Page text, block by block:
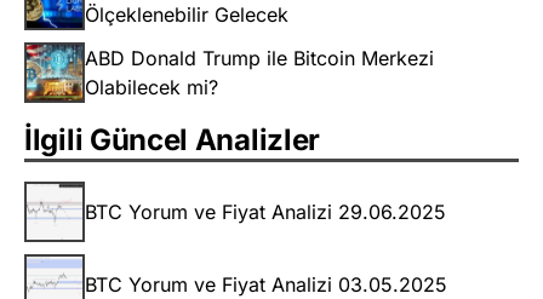
Ölçeklenebilir Gelecek
ABD Donald Trump ile Bitcoin Merkezi
Olabilecek mi?
İlgili Güncel Analizler
BTC Yorum ve Fiyat Analizi 29.06.2025
BTC Yorum ve Fiyat Analizi 03.05.2025